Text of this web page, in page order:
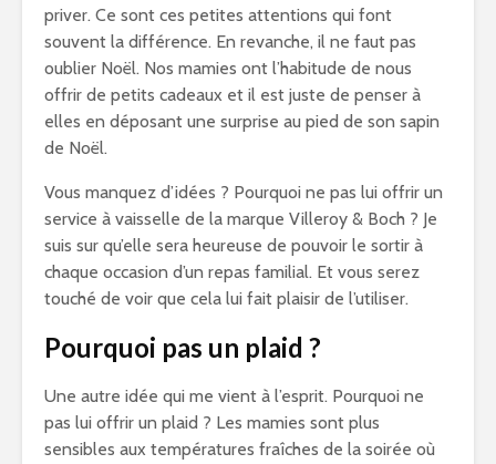
priver. Ce sont ces petites attentions qui font
souvent la différence. En revanche, il ne faut pas
oublier Noël. Nos mamies ont l’habitude de nous
offrir de petits cadeaux et il est juste de penser à
elles en déposant une surprise au pied de son sapin
de Noël.
Vous manquez d’idées ? Pourquoi ne pas lui offrir un
service à vaisselle de la marque Villeroy & Boch ? Je
suis sur qu’elle sera heureuse de pouvoir le sortir à
chaque occasion d’un repas familial. Et vous serez
touché de voir que cela lui fait plaisir de l’utiliser.
Pourquoi pas un plaid ?
Une autre idée qui me vient à l’esprit. Pourquoi ne
pas lui offrir un plaid ? Les mamies sont plus
sensibles aux températures fraîches de la soirée où